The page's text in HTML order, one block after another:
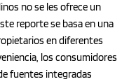
no se les ofrece un
reporte se basa en una
en diferentes
los consumidores
fuentes integradas